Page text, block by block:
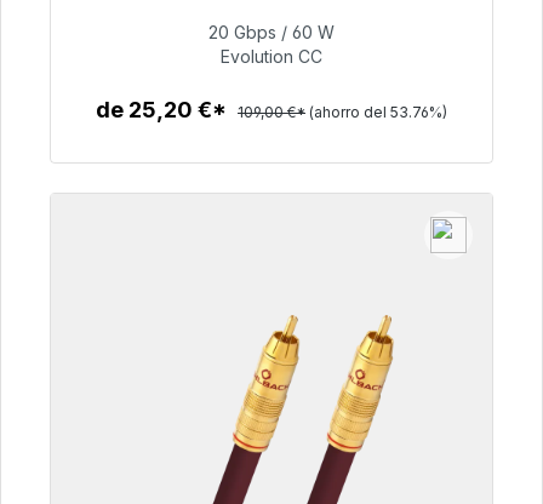
50,40 €
20 Gbps / 60 W
Evolution CC
de 25,20 €* 109,00 €* (ahorro del 53.76%)